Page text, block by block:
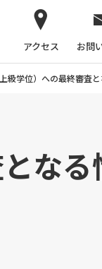
アクセス お問
級学位）への最終審査
な